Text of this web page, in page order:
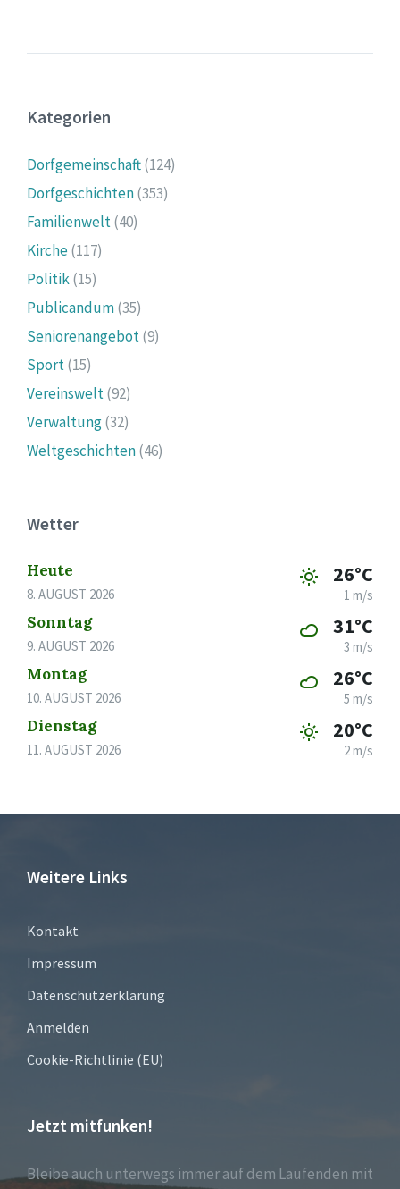
Kategorien
Dorfgemeinschaft(124)
Dorfgeschichten(353)
Familienwelt(40)
Kirche(117)
Politik(15)
Publicandum(35)
Seniorenangebot(9)
Sport(15)
Vereinswelt(92)
Verwaltung(32)
Weltgeschichten(46)
Wetter
Heute
8. AUGUST 2026
26°C
1 m/s
Sonntag
9. AUGUST 2026
31°C
3 m/s
Montag
10. AUGUST 2026
26°C
5 m/s
Dienstag
11. AUGUST 2026
20°C
2 m/s
Weitere Links
Kontakt
Impressum
Datenschutzerklärung
Anmelden
Cookie-Richtlinie (EU)
Jetzt mitfunken!
Bleibe auch unterwegs immer auf dem Laufenden mit